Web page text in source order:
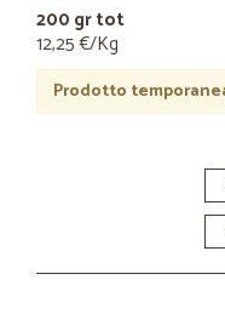
200 gr tot
12,25 €/Kg
Prodotto